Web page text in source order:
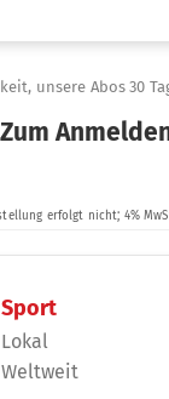
Sport
Lokal
Weltweit